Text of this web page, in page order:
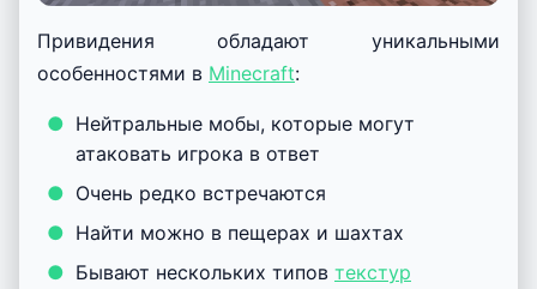
Привидения обладают уникальными
особенностями в Minecraft:
Нейтральные мобы, которые могут
атаковать игрока в ответ
Очень редко встречаются
Найти можно в пещерах и шахтах
Бывают нескольких типов текстур